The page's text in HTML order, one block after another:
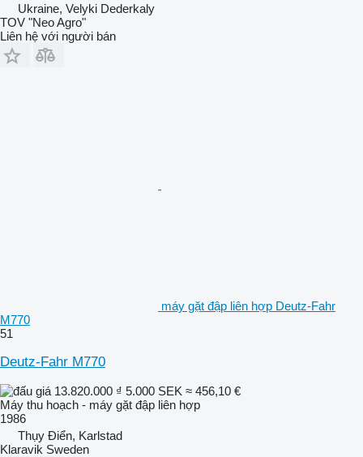
Ukraine, Velyki Dederkaly
TOV "Neo Agro"
Liên hệ với người bán
máy gặt đập liên hợp Deutz-Fahr
M770
51
Deutz-Fahr M770
13.820.000 ₫ 5.000 SEK ≈ 456,10 €
Máy thu hoạch - máy gặt đập liên hợp
1986
Thụy Điển, Karlstad
Klaravik Sweden